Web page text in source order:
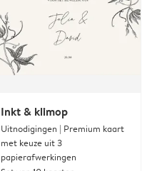
Inkt & klimop
Uitnodigingen | Premium kaart
met keuze uit 3
papierafwerkingen